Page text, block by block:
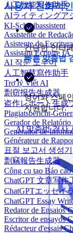
人工智能写作助手
AIライティングア
KI-Schreibassistent
Assistente de
Asistente de
Assistant Écriture IA
AI 작문 도우미
人工智慧寫作助手
Trợ lý Viết AI
剽窃报告生成器
盗作レポート生成
Plagiatsbericht-
Gerador de Relatório
Generador de
Générateur de
표절 보고서 생성기
剽竊報告生成器
Công cụ tạo Báo cáo
ChatGPT 文章写作
ChatGPTエッセイ
ChatGPT Essay
Redator de Ensaios
Escritor de ensayos
Rédacteur d'essais
사용자 친화적인
간단한 인터
빠른 맞춤법
영어와 스페
지원합니다.
AI 맞춤법 검사